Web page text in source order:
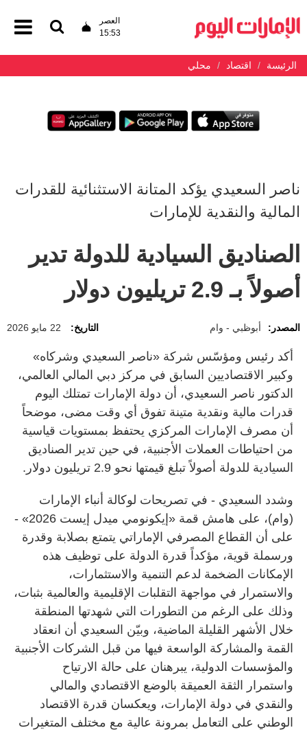
العصر
15:53
الرئيسة اقتصاد محلي
ناصر السعيدي يؤكد المتانة الاستثنائية للقدرات
المالية والنقدية للإمارات
الصناديق السيادية للدولة تدير
أصولاً بـ 2.9 تريليون دولار
المصدر: أبوظبي - وام التاريخ: 22 مايو 2026
أكد رئيس ومؤسّس شركة «ناصر السعيدي وشركاه»
وكبير الاقتصاديين السابق في مركز دبي المالي العالمي،
الدكتور ناصر السعيدي، أن دولة الإمارات تمتلك اليوم
قدرات مالية ونقدية متينة تفوق أي وقت مضى، موضحاً
أن مصرف الإمارات المركزي يحتفظ بمستويات قياسية
من احتياطات العملات الأجنبية، في حين تدير الصناديق
السيادية للدولة أصولاً تبلغ قيمتها نحو 2.9 تريليون دولار.
وشدد السعيدي - في تصريحات لوكالة أنباء الإمارات
(وام)، على هامش قمة «إيكونومي ميدل إيست 2026» -
على أن القطاع المصرفي الإماراتي يتمتع بصلابة وقدرة
ورسملة قوية، مؤكداً قدرة الدولة على توظيف هذه
الإمكانات الضخمة لدعم التنمية والاستثمارات،
والاستمرار في مواجهة التقلبات الإقليمية والعالمية بثبات،
وذلك على الرغم من التطورات التي شهدتها المنطقة
خلال الأشهر القليلة الماضية، وبيّن السعيدي أن انعقاد
القمة والمشاركة الواسعة فيها من قبل الشركات الأجنبية
والمؤسسات الدولية، يبرهنان على حالة الارتياح
واستمرار الثقة العميقة بالوضع الاقتصادي والمالي
والنقدي في دولة الإمارات، ويعكسان قدرة الاقتصاد
الوطني على التعامل بمرونة عالية مع مختلف المتغيرات